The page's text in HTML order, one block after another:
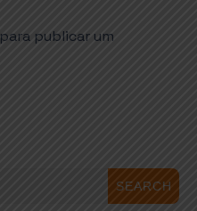
para publicar um
SEARCH